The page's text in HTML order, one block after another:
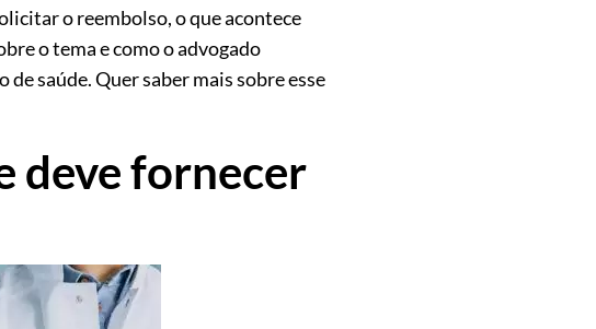
o reembolso, o que acontece
o tema e como o advogado
saúde. Quer saber mais sobre esse
deve fornecer